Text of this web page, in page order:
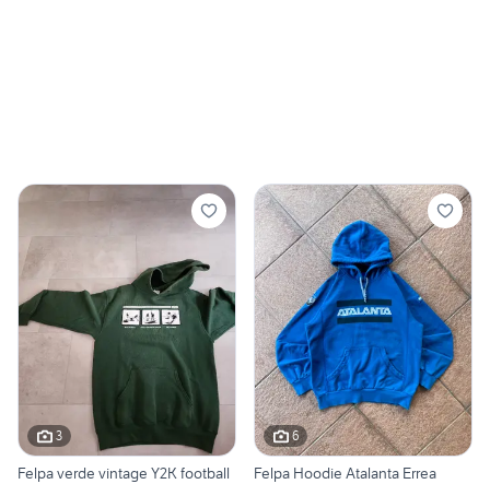
3
Felpa verde vintage Y2K football
6
Felpa Hoodie Atalanta Errea